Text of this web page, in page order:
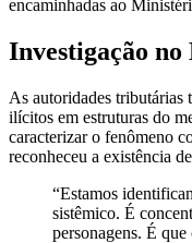
encaminhadas ao
Investigação
As autoridades tributárias
ilícitos em estruturas do
caracterizar o fenômeno
reconheceu a existência
“Estamos
sistêmico. É
personagens. É que